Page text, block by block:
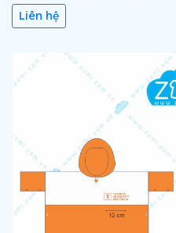
Liên hệ